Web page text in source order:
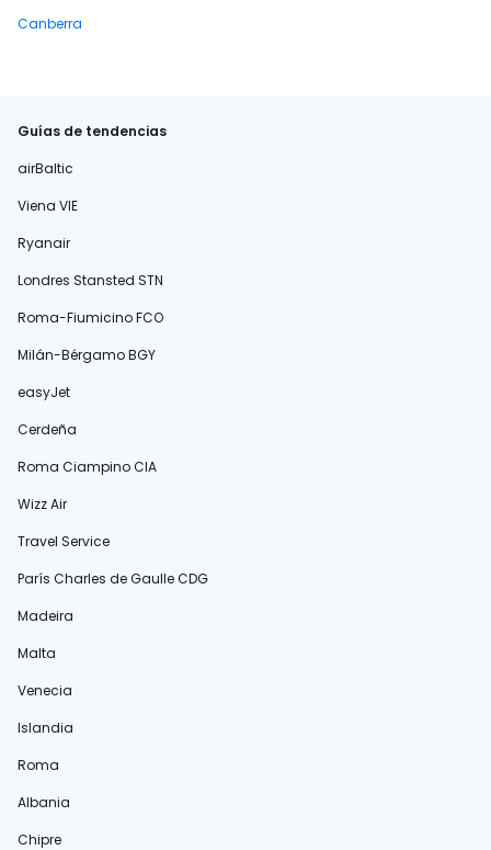
Canberra
Guías de tendencias
airBaltic
Viena VIE
Ryanair
Londres Stansted STN
Roma-Fiumicino FCO
Milán-Bérgamo BGY
easyJet
Cerdeña
Roma Ciampino CIA
Wizz Air
Travel Service
París Charles de Gaulle CDG
Madeira
Malta
Venecia
Islandia
Roma
Albania
Chipre